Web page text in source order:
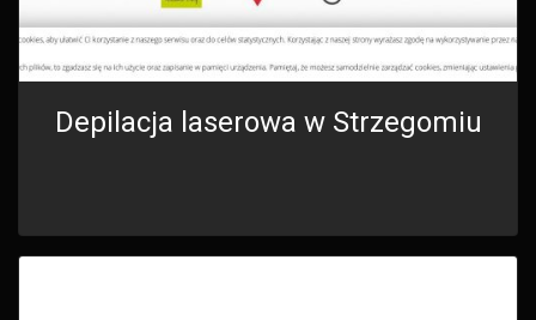
Depilacja laserowa w Strzegomiu